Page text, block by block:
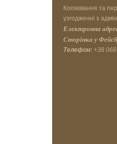
Копіювання та
узгодженні з
Електронна
Сторінка у
Телефон: +38